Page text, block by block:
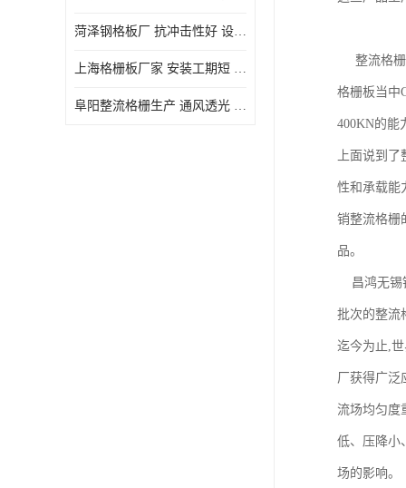
菏泽钢格板厂 抗冲击性好 设计规范 通风透光
上海格栅板厂家 安装工期短 通风好 减少风阻
阜阳整流格栅生产 通风透光 免清理和维护
整流格栅
格栅板当中
400KN的
上面说到
性和承载能
销整流格栅
品。
昌鸿无锡
批次的整流
迄今为止,
厂获得广泛
流场均匀度
低、压降小
场的影响。